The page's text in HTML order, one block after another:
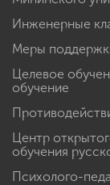
Инженерные
Меры
Целевое
обучение
Центр
обучения
Психолого-